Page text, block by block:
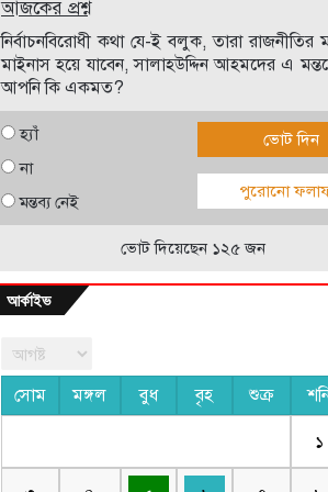
আজকের প্রশ্ন
নির্বাচনবিরোধী কথা যে-ই বলুক, তারা রাজনীতির
মাইনাস হয়ে যাবেন, সালাহউদ্দিন আহমদের এ
আপনি কি একমত?
হ্যাঁ
না
মন্তব্য নেই
ভোট দিন
পুরোনো
ভোট দিয়েছেন ১২৫ জন
আর্কাইভ
সোম মঙ্গল বুধ বৃহ শুক্র
১